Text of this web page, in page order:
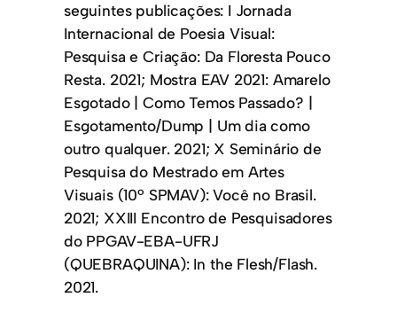
seguintes publicações: I Jornada
Internacional de Poesia Visual:
Pesquisa e Criação: Da Floresta Pouco
Resta. 2021; Mostra EAV 2021: Amarelo
Esgotado | Como Temos Passado? |
Esgotamento/Dump | Um dia como
outro qualquer. 2021; X Seminário de
Pesquisa do Mestrado em Artes
Visuais (10º SPMAV): Você no Brasil.
2021; XXIII Encontro de Pesquisadores
do PPGAV-EBA-UFRJ
(QUEBRAQUINA): In the Flesh/Flash.
2021.